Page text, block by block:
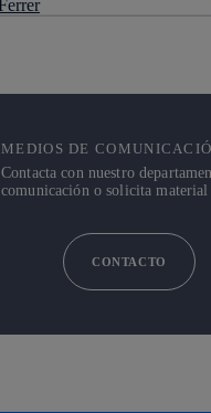
MEDIOS DE
Contacta con nuestro
comunicación o solicita
CONTACTO